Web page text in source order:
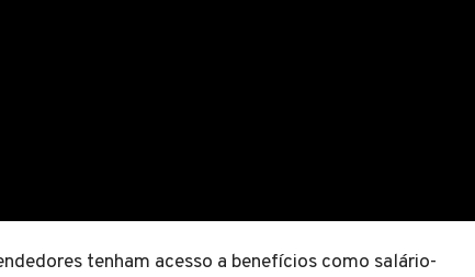
tenham acesso a benefícios como salário-